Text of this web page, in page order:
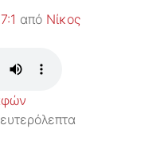
από Νίκος